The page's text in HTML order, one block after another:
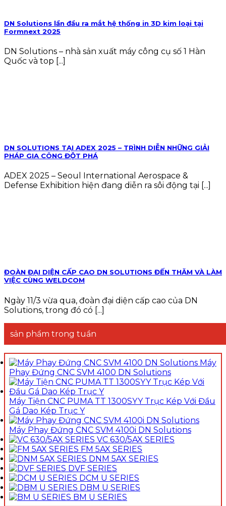
DN Solutions lần đầu ra mắt hệ thống in 3D kim loại tại
Formnext 2025
DN Solutions – nhà sản xuất máy công cụ số 1 Hàn
Quốc và top [...]
DN SOLUTIONS TẠI ADEX 2025 – TRÌNH DIỄN NHỮNG GIẢI
PHÁP GIA CÔNG ĐỘT PHÁ
ADEX 2025 – Seoul International Aerospace &
Defense Exhibition hiện đang diễn ra sôi động tại [...]
ĐOÀN ĐẠI DIỆN CẤP CAO DN SOLUTIONS ĐẾN THĂM VÀ LÀM
VIỆC CÙNG WELDCOM
Ngày 11/3 vừa qua, đoàn đại diện cấp cao của DN
Solutions, trong đó có [...]
sản phẩm trong tuần
Máy
Phay Đứng CNC SVM 4100 DN Solutions
Máy Tiện CNC PUMA TT 1300SYY Trục Kép Với Đầu
Gá Dao Kép Trục Y
Máy Phay Đứng CNC SVM 4100i DN Solutions
VC 630/5AX SERIES
FM 5AX SERIES
DNM 5AX SERIES
DVF SERIES
DCM U SERIES
DBM U SERIES
BM U SERIES